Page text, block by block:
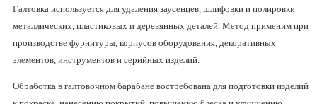
Галтовка используется для удаления заусенцев, шлифовки и полировки
металлических, пластиковых и деревянных деталей. Метод применим при
производстве фурнитуры, корпусов оборудования, декоративных
элементов, инструментов и серийных изделий.
Обработка в галтовочном барабане востребована для подготовки изделий